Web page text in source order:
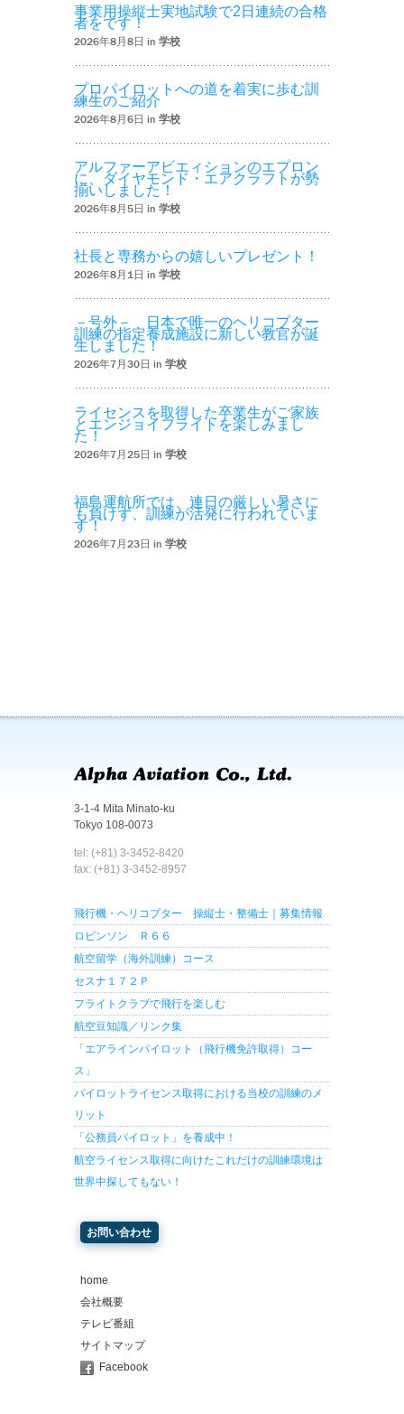
事業用操縦士実地試験で2日連続の合格
者をです！
2026年8月8日 in 学校
プロパイロットへの道を着実に歩む訓
練生のご紹介
2026年8月6日 in 学校
アルファーアビエィションのエプロン
に、ダイヤモンド・エアクラフトが勢
揃いしました！
2026年8月5日 in 学校
社長と専務からの嬉しいプレゼント！
2026年8月1日 in 学校
－号外－ 日本で唯一のヘリコプター
訓練の指定養成施設に新しい教官が誕
生しました！
2026年7月30日 in 学校
ライセンスを取得した卒業生がご家族
とエンジョイフライトを楽しみまし
た！
2026年7月25日 in 学校
福島運航所では、連日の厳しい暑さに
も負けず、訓練が活発に行われていま
す！
2026年7月23日 in 学校
3-1-4 Mita Minato-ku
Tokyo 108-0073
tel: (+81) 3-3452-8420
fax: (+81) 3-3452-8957
飛行機・ヘリコプター 操縦士・整備士｜募集情報
ロビンソン Ｒ６６
航空留学（海外訓練）コース
セスナ１７２Ｐ
フライトクラブで飛行を楽しむ
航空豆知識／リンク集
「エアラインパイロット（飛行機免許取得）コー
ス」
パイロットライセンス取得における当校の訓練のメ
リット
「公務員パイロット」を養成中！
航空ライセンス取得に向けたこれだけの訓練環境は
世界中探してもない！
お問い合わせ
home
会社概要
テレビ番組
サイトマップ
Facebook